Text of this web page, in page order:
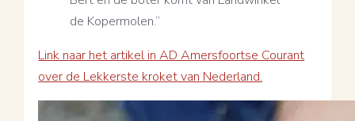
de Kopermolen.”
Link naar het artikel in AD Amersfoortse Courant
over de Lekkerste kroket van Nederland.